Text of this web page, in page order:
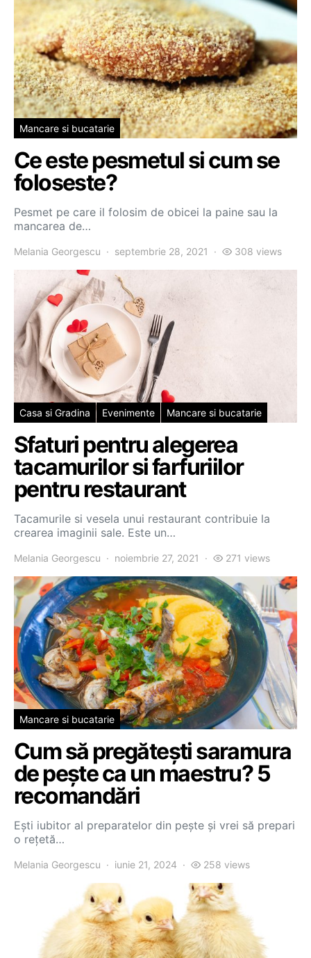
Mancare si bucatarie
Ce este pesmetul si cum se
foloseste?
Pesmet pe care il folosim de obicei la paine sau la
mancarea de…
Melania Georgescu septembrie 28, 2021 308 views
Casa si Gradina Evenimente Mancare si bucatarie
Sfaturi pentru alegerea
tacamurilor si farfuriilor
pentru restaurant
Tacamurile si vesela unui restaurant contribuie la
crearea imaginii sale. Este un…
Melania Georgescu noiembrie 27, 2021 271 views
Mancare si bucatarie
Cum să pregătești saramura
de pește ca un maestru? 5
recomandări
Ești iubitor al preparatelor din pește și vrei să prepari
o rețetă…
Melania Georgescu iunie 21, 2024 258 views